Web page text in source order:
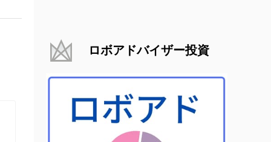
ロボアドバイザー投資